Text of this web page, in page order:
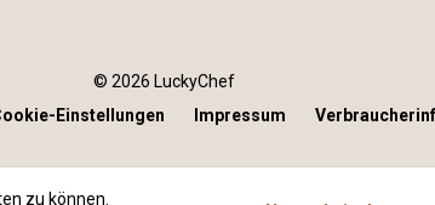
© 2026 LuckyChef
Einstellungen Impressum
zu können.